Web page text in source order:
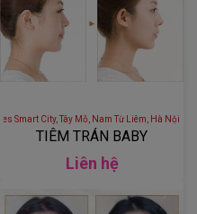
Hà Nội, Việt Nam
S1.02 Vinhomes Smart City, Tây Mỗ, Nam Từ
TIÊM TRÁN BABY
Liên hệ